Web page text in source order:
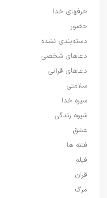
حرفهای خدا
حضور
دسته‌بندی نشده
دعاهای شخصی
دعاهای قرآنی
سلامتی
سیره خدا
شیوه زندگی
عشق
فتنه ها
فیلم
قرآن
مرگ